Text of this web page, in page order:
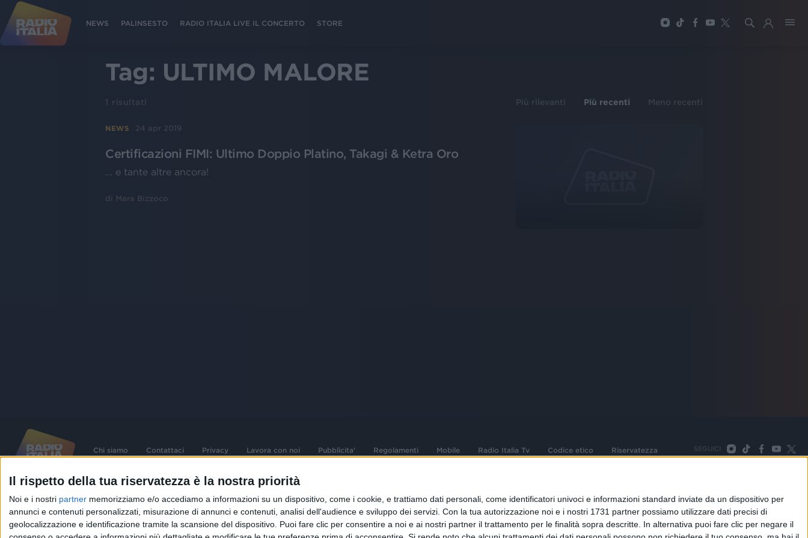
Il rispetto della tua riservatezza è la nostra priorità
Noi e i nostri partner memorizziamo e/o accediamo a informazioni su un dispositivo, come i cookie, e trattiamo dati personali, come identificatori univoci e informazioni standard inviate da un dispositivo per
annunci e contenuti personalizzati, misurazione di annunci e contenuti, analisi dell'audience e sviluppo dei servizi. Con la tua autorizzazione noi e i nostri 1731 partner possiamo utilizzare dati precisi di
geolocalizzazione e identificazione tramite la scansione del dispositivo. Puoi fare clic per consentire a noi e ai nostri partner il trattamento per le finalità sopra descritte. In alternativa puoi fare clic per negare il
NEWS PALINSESTO RADIO ITALIA LIVE IL CONCERTO STORE
Tag: ULTIMO MALORE
1 risultati Più rilevanti Più recenti Meno recenti
NEWS 24 apr 2019
Certificazioni FIMI: Ultimo Doppio Platino, Takagi & Ketra Oro
... e tante altre ancora!
di Mara Bizzoco
Chi siamo Contattaci Privacy Lavora con noi Pubblicita' Regolamenti Mobile Radio Italia Tv Codice etico Riservatezza SEGUICI
©2026RADIO ITALIA S.p.A. P.IVA 06832230152 | Tutti i diritti riservati. Per le opere dell'ingegno
contenute nel sito sono stati assolti gli obblighi derivanti dalla normativa dei diritti d'autore e dei diritti
connessi.
Capitale Sociale € 580.000,00 interamente versato. Iscr. Reg. Imprese Milano - C.F. e n° iscrizione
Sede Amministrativa: Viale Europa 49, 20093 Cologno Monzese (Mi) |Tel. +39 02 254441 | Fax +39
02 25444220
Sede Legale: Via Savona 97, 20144 Milano
TORNA SU